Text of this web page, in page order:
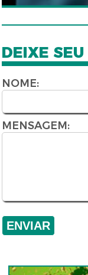
DEIXE
NOME:
MENSAGEM: